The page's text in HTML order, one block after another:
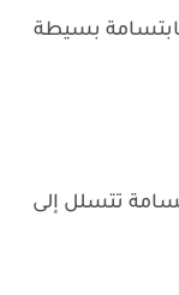
بسيطة
تتسلل إلى